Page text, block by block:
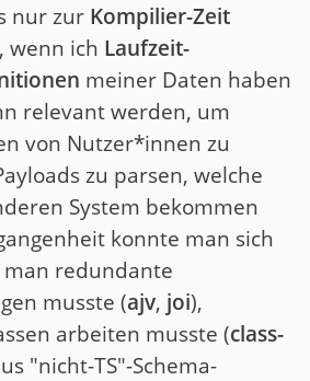
nur zur Kompilier-Zeit
wenn ich Laufzeit-
meiner Daten haben
relevant werden, um
von Nutzer*innen zu
zu parsen, welche
System bekommen
konnte man sich
redundante
musste (ajv, joi),
arbeiten musste (class-
"nicht-TS"-Schema-